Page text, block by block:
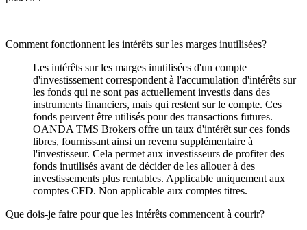
Comment fonctionnent les intérêts sur les marges inutilisées?
Les intérêts sur les marges inutilisées d'un compte
d'investissement correspondent à l'accumulation d'intérêts sur
les fonds qui ne sont pas actuellement investis dans des
instruments financiers, mais qui restent sur le compte. Ces
fonds peuvent être utilisés pour des transactions futures.
OANDA TMS Brokers offre un taux d'intérêt sur ces fonds
libres, fournissant ainsi un revenu supplémentaire à
l'investisseur. Cela permet aux investisseurs de profiter des
fonds inutilisés avant de décider de les allouer à des
investissements plus rentables. Applicable uniquement aux
comptes CFD. Non applicable aux comptes titres.
Que dois-je faire pour que les intérêts commencent à courir?